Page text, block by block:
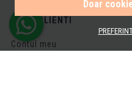
Doar
ZONA CLIENTI
Contul meu